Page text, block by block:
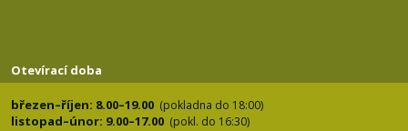
Otevírací doba
březen–říjen: 8.00–19.00 (pokladna do 18:00)
listopad–únor: 9.00–17.00 (pokl. do 16:30)